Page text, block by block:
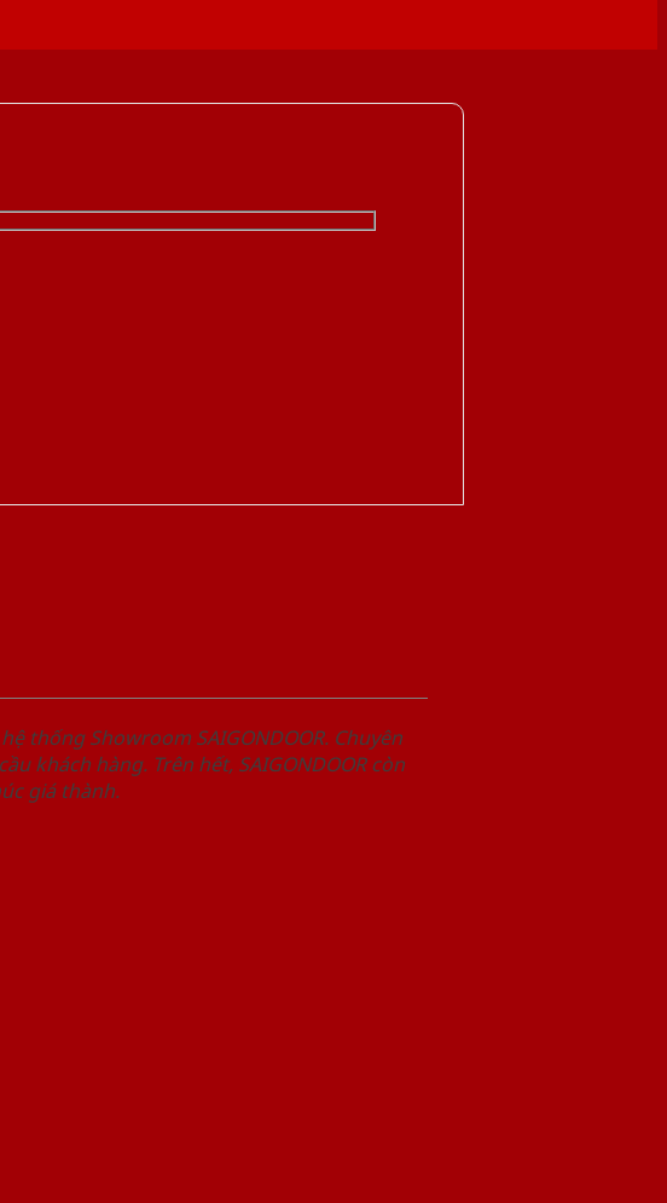
thống Showroom SAIGONDOOR. Chuyên
khách hàng. Trên hết, SAIGONDOOR còn
giá thành.